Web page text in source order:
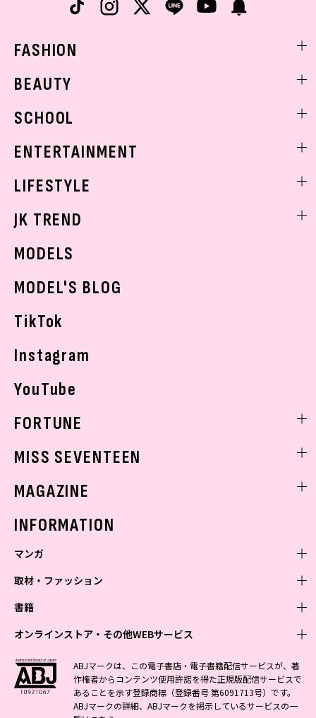
FASHION
着回し
BEAUTY
ベストコスメ
ボディケア
SCHOOL
学校ヘアメイク
ENTERTAINMENT
K-POP
LIFESTYLE
モデルの購入品
JK TREND
MODELS
MODEL'S BLOG
TikTok
Instagram
YouTube
FORTUNE
MISS SEVENTEEN
MAGAZINE
INFORMATION
マンガ
少年マンガ
Vジャンプ
最強ジャンプ
少年ジャンプ+
ジャンプTOON
青年マンガ
ZEBRACK
S-MANGA
集英社ジャンプリミックス
少女マンガ
ZEBRACK
S-MANGA
女性マンガ
ジャンプTOON
取材・ファッション
ファッション・美容
BAILA
MAQUIA
芸能・情報・スポーツ
週プレNEWS
週プレ グラジャパ!
書籍
文芸・文庫・総合
小説すばる
集英社 文芸ステーション
学芸・ノンフィクション・新書
1日5分で、明日は変わる よみタイ yomitai
集英社学芸部 - 学芸・ノンフィクション
ライトノベル・ノベライズ
集英社オレンジ文庫
オンラインストア・その他WEBサービス
オンラインストア
OTO
SHUEISHA MANGA-ART HERITAGE
その他WEBサービス
集英社アドナビ
ABJマークは、この電子書店・電子書籍配信サービスが、著
作権者からコンテンツ使用許諾を得た正規版配信サービスで
あることを示す登録商標（登録番号 第6091713号）です。
ABJマークの詳細、ABJマークを掲示しているサービスの一